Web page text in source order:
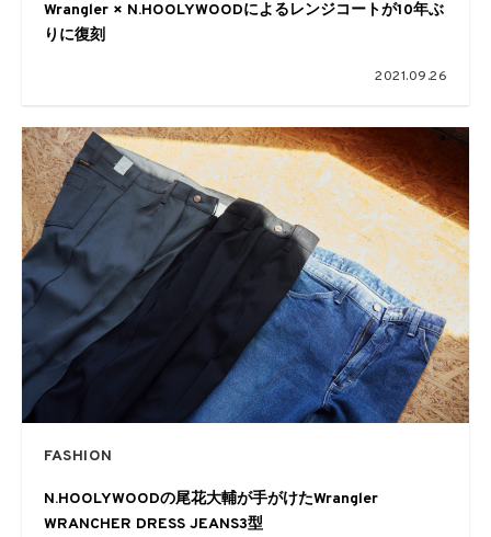
Wrangler × N.HOOLYWOODによるレンジコートが10年ぶ
りに復刻
2021.09.26
FASHION
N.HOOLYWOODの尾花大輔が手がけたWrangler
WRANCHER DRESS JEANS3型